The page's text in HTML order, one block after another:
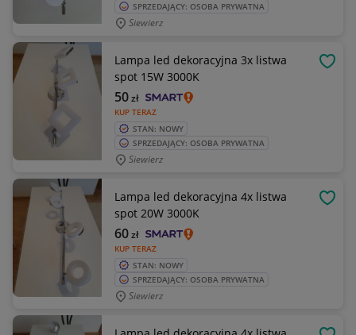
SPRZEDAJĄCY: OSOBA PRYWATNA
Siewierz
Lampa led dekoracyjna 3x listwa
spot 15W 3000K
KUP TERAZ
50zł
STAN: NOWY
SPRZEDAJĄCY: OSOBA PRYWATNA
Siewierz
Lampa led dekoracyjna 4x listwa
spot 20W 3000K
KUP TERAZ
60zł
STAN: NOWY
SPRZEDAJĄCY: OSOBA PRYWATNA
Siewierz